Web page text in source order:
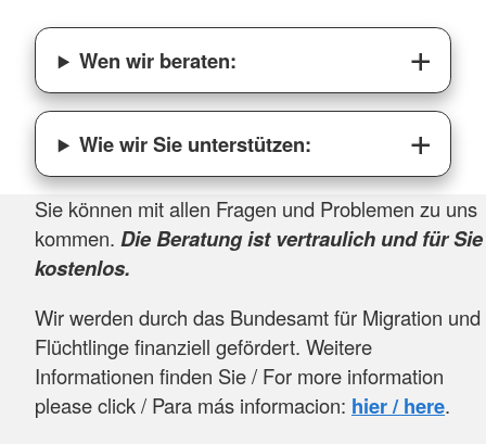
Wen wir beraten:
Wie wir Sie unterstützen:
Sie können mit allen Fragen und Problemen zu uns
kommen. Die Beratung ist vertraulich und für Sie
kostenlos.
Wir werden durch das Bundesamt für Migration und
Flüchtlinge finanziell gefördert. Weitere
Informationen finden Sie / For more information
please click / Para más informacion: hier / here.